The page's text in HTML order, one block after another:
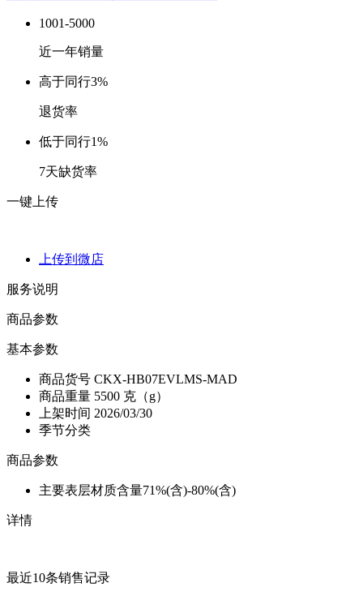
1001-5000
近一年销量
高于同行3%
退货率
低于同行1%
7天缺货率
一键上传
上传到微店
服务说明
商品参数
基本参数
商品货号 CKX-HB07EVLMS-MAD
商品重量 5500 克（g）
上架时间 2026/03/30
季节分类
商品参数
主要表层材质含量71%(含)-80%(含)
详情
最近10条销售记录